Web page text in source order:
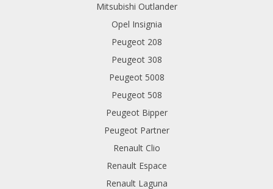
Mitsubishi Outlander
Opel Insignia
Peugeot 208
Peugeot 308
Peugeot 5008
Peugeot 508
Peugeot Bipper
Peugeot Partner
Renault Clio
Renault Espace
Renault Laguna